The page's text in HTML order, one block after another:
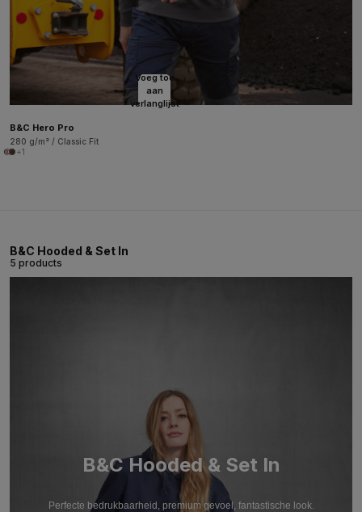
Voeg toe
aan
verlanglijst
B&C Hero Pro
280 g/m² / Classic Fit
+1
B&C Hooded & Set In
5 products
B&C Hooded & Set In
Perfecte bedrukbaarheid, premium gevoel, fantastische look.